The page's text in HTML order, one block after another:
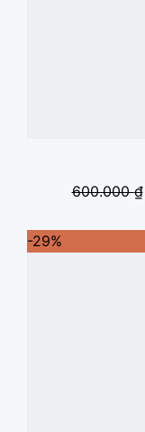
600.000₫
-29%